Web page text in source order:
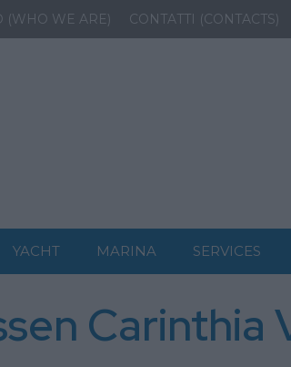
(WHO WE ARE) CONTATTI (CONTACTS)
YACHT MARINA SERVICES
Carinthia